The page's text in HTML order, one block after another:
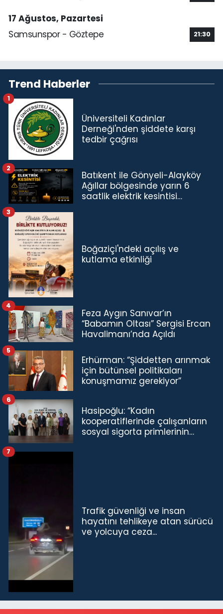
17 Ağustos, Pazartesi
Samsunspor - Göztepe
21:30
Trend Haberler
Üniversiteli Kadınlar
Derneği'nden şiddete karşı
tedbir çağrısı
1
Batıkent ile Gönyeli-Alayköy
Ağıllar bölgesinde yarın 6
saatlik elektrik kesintisi…
2
Boğaziçi'ndeki açılış ve
kutlama etkinliği
3
Feza Aygın Sanıvar’ın
“Babamın Oltası” Sergisi Ercan
Havalimanı’nda Açıldı
4
Erhürman: “Şiddetten arınmak
için bütünsel politikaları
konuşmamız gerekiyor”
5
Hasipoğlu: “Kadın
kooperatiflerinde çalışanların
sosyal sigorta primlerinin
6
Trafik güvenliği ve insan
hayatını tehlikeye atan sürücü
ve yolcuya ceza...
7